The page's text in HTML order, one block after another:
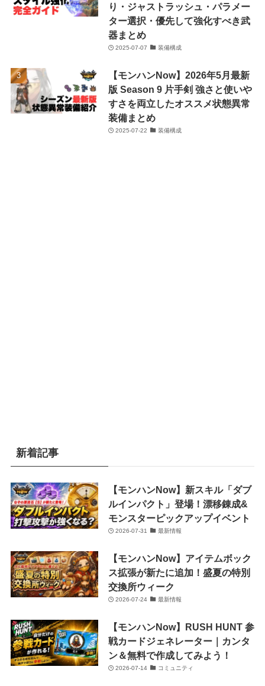
り・ジャストラッシュ・パラメー
ター選択・優先して強化すべき武
器まとめ
2025-07-07 装備構成
【モンハンNow】2026年5月最新
版 Season 9 片手剣 強さと使いや
すさを両立したオススメ状態異常
装備まとめ
2025-07-22 装備構成
新着記事
【モンハンNow】新スキル「ダブ
ルインパクト」登場！漂移錬成&
モンスターピックアップイベント
2026-07-31 最新情報
【モンハンNow】アイテムボック
ス拡張が新たに追加！盛夏の特別
交換所ウィーク
2026-07-24 最新情報
【モンハンNow】RUSH HUNT 参
戦カードジェネレーター｜カンタ
ン＆無料で作成してみよう！
2026-07-14 コミュニティ